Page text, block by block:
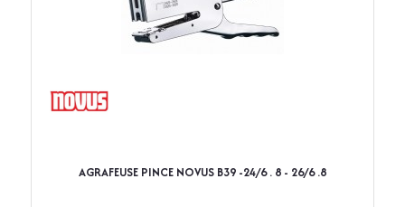
AGRAFEUSE PINCE NOVUS B39 -24/6 . 8 - 26/6 .8